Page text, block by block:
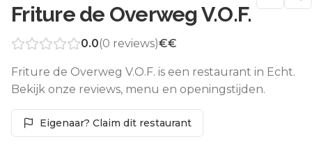
Friture de Overweg V.O.F.
0.0(0 reviews)€€
Friture de Overweg V.O.F. is een restaurant in Echt.
Bekijk onze reviews, menu en openingstijden.
Eigenaar? Claim dit restaurant